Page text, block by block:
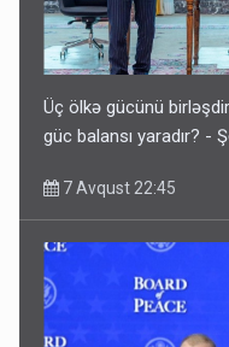
Üç ölkə gücünü
güc balansı yaradır? -
7 Avqust 22:45